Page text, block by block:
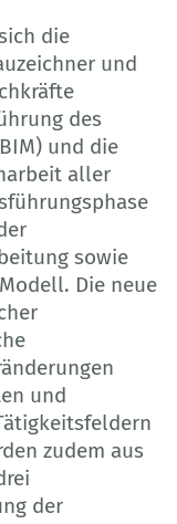
die
und
des
und die
aller
sowie
Die neue
und
zudem aus
der